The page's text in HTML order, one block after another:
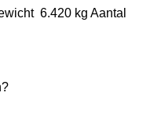
6.420 kg Aantal